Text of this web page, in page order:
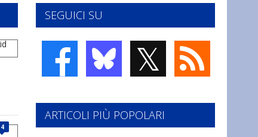
SEGUICI SU
𝕏
4
ARTICOLI PIÙ POPOLARI